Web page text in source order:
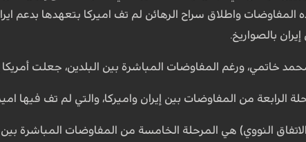
الرابعة من المفاوضات بين إيران واميركا، والتي لم تف فيها
النووي) هي المرحلة الخامسة من المفاوضات المباشرة بين